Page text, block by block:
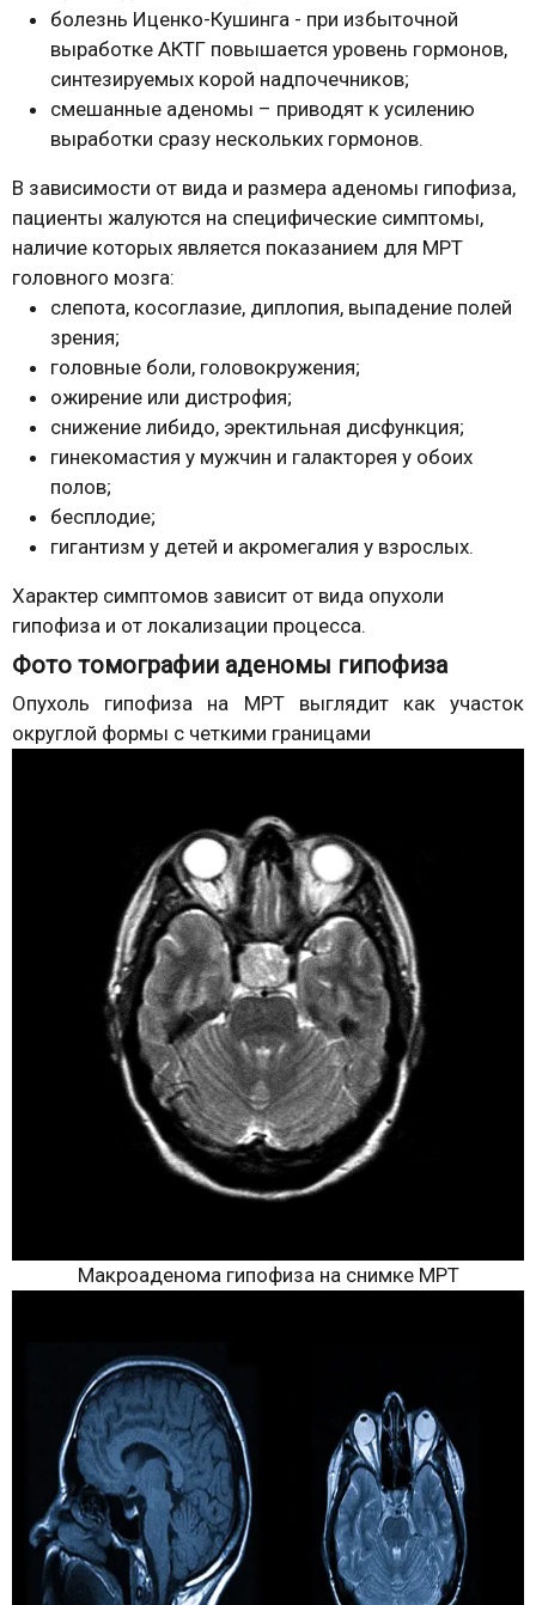
болезнь Иценко-Кушинга - при избыточной
выработке АКТГ повышается уровень гормонов,
синтезируемых корой надпочечников;
смешанные аденомы – приводят к усилению
выработки сразу нескольких гормонов.
В зависимости от вида и размера аденомы гипофиза,
пациенты жалуются на специфические симптомы,
наличие которых является показанием для МРТ
головного мозга:
слепота, косоглазие, диплопия, выпадение полей
зрения;
головные боли, головокружения;
ожирение или дистрофия;
снижение либидо, эректильная дисфункция;
гинекомастия у мужчин и галакторея у обоих
полов;
бесплодие;
гигантизм у детей и акромегалия у взрослых.
Характер симптомов зависит от вида опухоли
гипофиза и от локализации процесса.
Фото томографии аденомы гипофиза
Опухоль гипофиза на МРТ выглядит как участок
округлой формы с четкими границами
Макроаденома гипофиза на снимке МРТ